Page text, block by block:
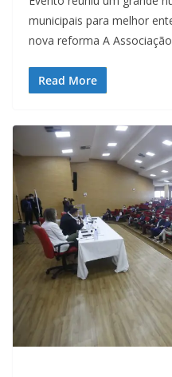
municipais para melhor
nova reforma A Associação
Read More